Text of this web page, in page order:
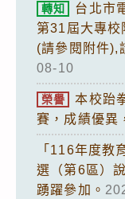
轉知
台北市
第31屆大專校
(請參閱附件),
08-10
榮譽
本校跆
賽，成績優異
「116年度教
選（第6區）
踴躍參加。